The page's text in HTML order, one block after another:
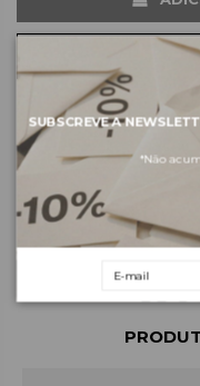
Sobre a marca
Envios e pagamentos
Devoluções e trocas
SUBSCREVE A
*Não